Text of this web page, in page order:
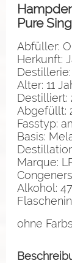
Pure
Abfüller:
Herkunft:
Alter: 11
Destilliert:
Abgefüllt:
Fasstyp:
Basis:
Marque:
Alkohol:
ohne